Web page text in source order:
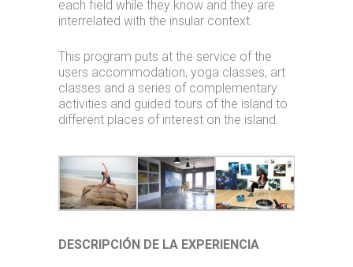
each field while they know and they are
interrelated with the insular context.
This program puts at the service of the
users accommodation, yoga classes, art
classes and a series of complementary
activities and guided tours of the island to
different places of interest on the island.
DESCRIPCIÓN DE LA EXPERIENCIA